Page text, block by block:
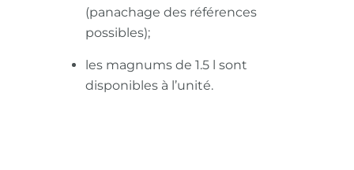
(panachage des références
possibles);
les magnums de 1.5 l sont
disponibles à l’unité.